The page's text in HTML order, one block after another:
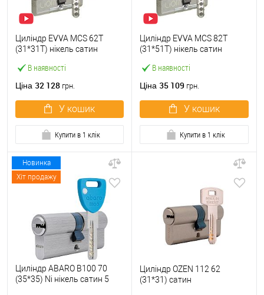
В наявності
Циліндр EVVA MCS 62T
(31*31T) нікель сатин
Ціна 32 128 грн.
У кошик
Купити в 1 клік
В наявності
Циліндр EVVA MCS 82T
(31*51T) нікель сатин
Ціна 35 109 грн.
У кошик
Купити в 1 клік
Новинка
Хіт продажу
Циліндр ABARO B100 70
(35*35) Ni нікель сатин 5
Циліндр OZEN 112 62
(31*31) сатин